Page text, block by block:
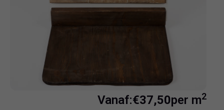
Vanaf:€37,50per m2